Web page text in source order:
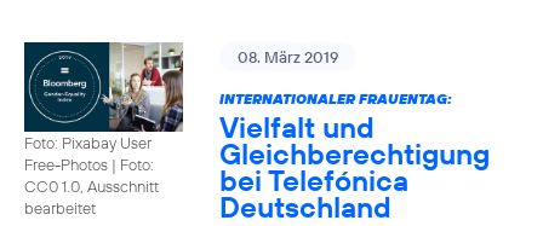
Foto: Pixabay User
Free-Photos | Foto:
CC0 1.0, Ausschnitt
bearbeitet
08. März 2019
INTERNATIONALER FRAUENTAG:
Vielfalt und
Gleichberechtigung
bei Telefónica
Deutschland